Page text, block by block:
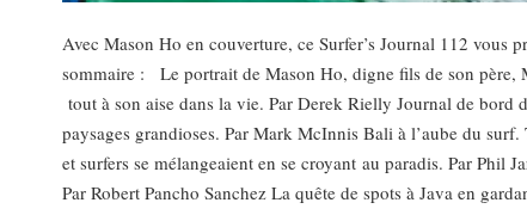
Avec Mason Ho en couverture, ce Surfer’s Journal 112 vous
sommaire : Le portrait de Mason Ho, digne fils de son père,
tout à son aise dans la vie. Par Derek Rielly Journal de bord
paysages grandioses. Par Mark McInnis Bali à l’aube du
et surfers se mélangeaient en se croyant au paradis. Par Phil
Par Robert Pancho Sanchez La quête de spots à Java en